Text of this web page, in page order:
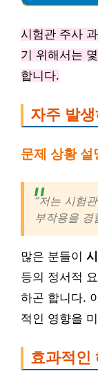
시험관 주사
기 위해서는
합니다.
자주 발생
문제 상황 설
“저는 시험
부작용을 경
많은 분들이
등의 정서적
하곤 합니다.
적인 영향을
효과적인